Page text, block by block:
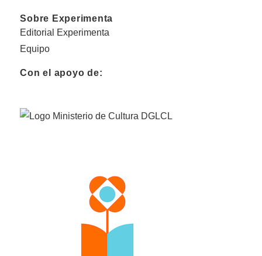
Sobre Experimenta
Editorial Experimenta
Equipo
Con el apoyo de: